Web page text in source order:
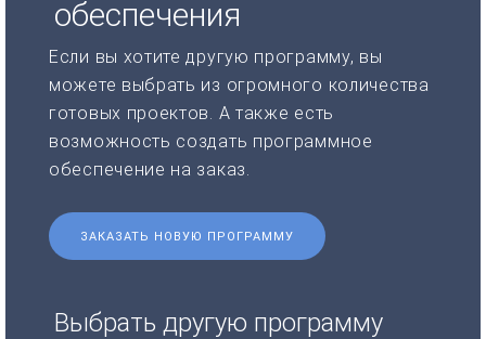
обеспечения
Если вы хотите другую программу, вы
можете выбрать из огромного количества
готовых проектов. А также есть
возможность создать программное
обеспечение на заказ.
ЗАКАЗАТЬ НОВУЮ ПРОГРАММУ
Выбрать другую программу